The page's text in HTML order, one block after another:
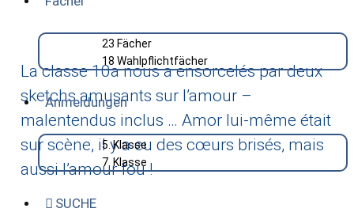
23 Fächer
18 Wahlpflichtfächer
Anmeldungen
5. Klasse
7. Klasse
SUCHE
La classe 10a nous a ensorcelés par deux
sketchs amusants sur l’amour –
malentendus inclus … Amor lui-même était
sur scène, il y a eu des cœurs brisés, mais
aussi l’amour fou !